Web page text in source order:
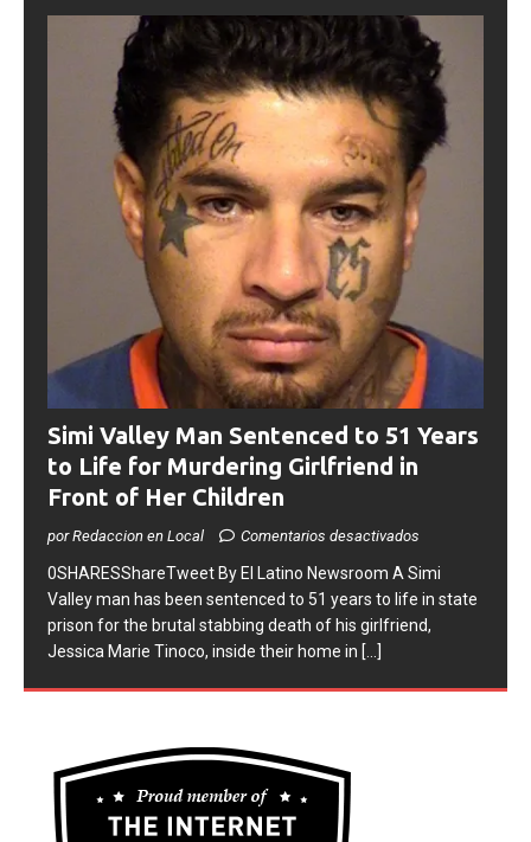
Simi Valley Man Sentenced to 51 Years
to Life for Murdering Girlfriend in
Front of Her Children
por Redaccion en Local
0SHARESShareTweet ​By El Latino Newsroom ​A Simi
Valley man has been sentenced to 51 years to life in state
prison for the brutal stabbing death of his girlfriend,
Jessica Marie Tinoco, inside their home in [...]